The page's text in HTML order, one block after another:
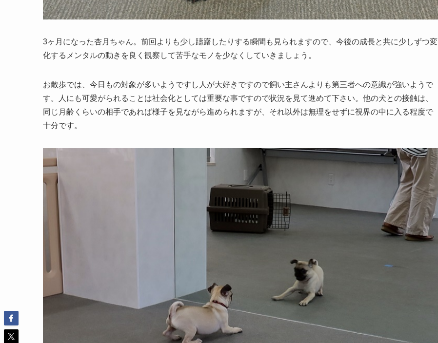
3ヶ月になった杏月ちゃん。前回よりも少し躊躇したりする瞬間も見られますので、今後の成長と共に少しずつ変
化するメンタルの動きを良く観察して苦手なモノを少なくしていきましょう。
お散歩では、今日もの対象が多いようですし人が大好きですので飼い主さんよりも第三者への意識が強いようで
す。人にも可愛がられることは社会化としては重要な事ですので状況を見て進めて下さい。他の犬との接触は、
同じ月齢くらいの相手であれば様子を見ながら進められますが、それ以外は無理をせずに視界の中に入る程度で
十分です。